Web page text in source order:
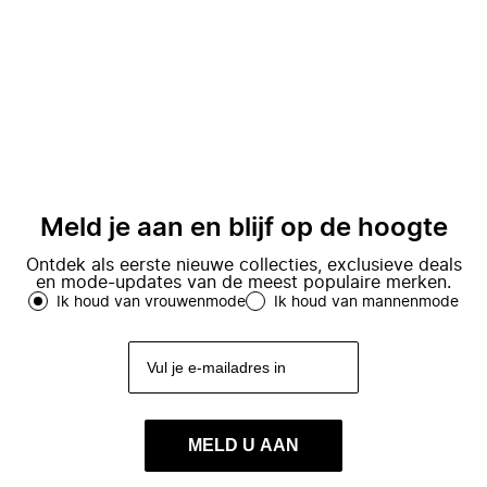
Meld je aan en blijf op de hoogte
Ontdek als eerste nieuwe collecties, exclusieve deals
en mode-updates van de meest populaire merken.
Ik houd van vrouwenmode Ik houd van mannenmode
MELD U AAN